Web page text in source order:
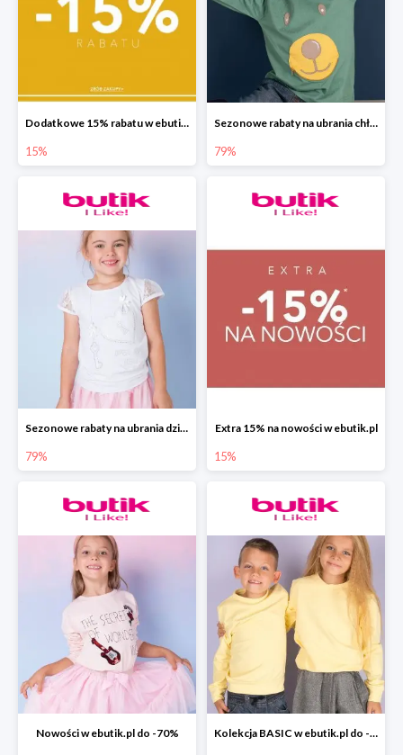
Dodatkowe 15% rabatu w ebutik.pl
15%
Sezonowe rabaty na ubrania chłopięce w ebutik.pl do -79%
79%
Sezonowe rabaty na ubrania dziewczęce w ebutik.pl do -79%
79%
Extra 15% na nowości w ebutik.pl
15%
Nowości w ebutik.pl do -70% Kolekcja BASIC w ebutik.pl do -70%